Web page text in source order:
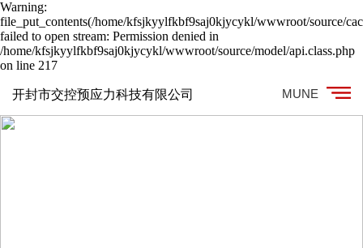
Warning:
file_put_contents(/home/kfsjkyylfkbf9saj0kjycykl/wwwroot/source/
failed to open stream: Permission denied in
/home/kfsjkyylfkbf9saj0kjycykl/wwwroot/source/model/api.class.php
on line 217
开封市交控预应力科技有限公司 MUNE